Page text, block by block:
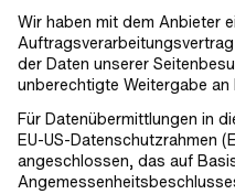
Wir haben mit dem Anbieter
der Daten unserer
unberechtigte Weitergabe
Für Datenübermittlungen in
EU-US-Datenschutzrahmen
angeschlossen, das auf